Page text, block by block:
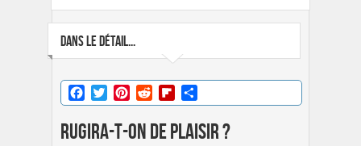
DANS LE DÉTAIL...
Facebook
TwitterPinterestRedditFlipboard
Rugira-t-on de plaisir ?